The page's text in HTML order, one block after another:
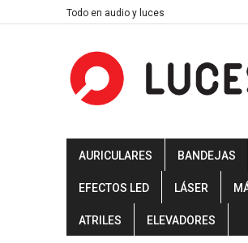
to
Todo en audio y luces
AURICULARES BANDEJAS
EFECTOS LED LÁSER
ATRILES ELEVADORES